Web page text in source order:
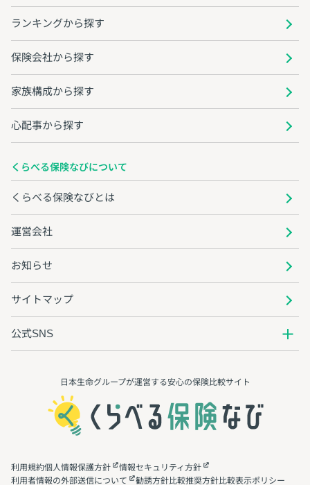
ランキングから探す
保険会社から探す
家族構成から探す
心配事から探す
くらべる保険なびについて
くらべる保険なびとは
運営会社
お知らせ
サイトマップ
公式SNS
日本生命グループが運営する安心の保険⽐較サイト
利用規約個人情報保護方針
情報セキュリティ方針
利用者情報の外部送信について
勧誘方針比較推奨方針比較表示ポリシー